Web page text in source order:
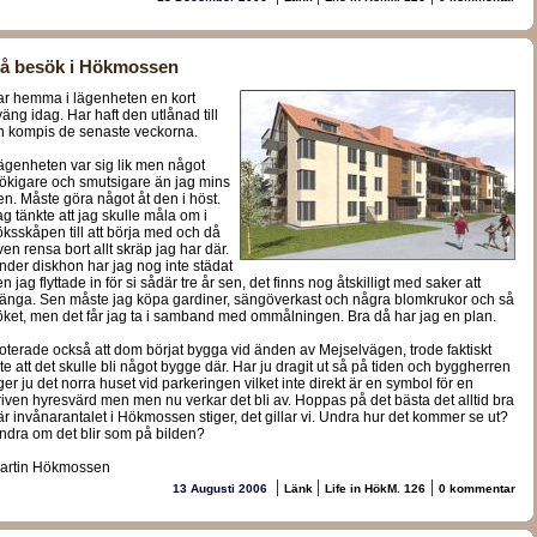
besök i Hökmossen
hemma i lägenheten en kort
idag. Har haft den utlånad till
kompis de senaste veckorna.
var sig lik men något
och smutsigare än jag mins
Måste göra något åt den i höst.
tänkte att jag skulle måla om i
till att börja med och då
rensa bort allt skräp jag har där.
diskhon har jag nog inte städat
jag flyttade in för si sådär tre år sen, det finns nog åtskilligt med saker att
Sen måste jag köpa gardiner, sängöverkast och några blomkrukor och så
men det får jag ta i samband med ommålningen. Bra då har jag en plan.
också att dom börjat bygga vid änden av Mejselvägen, trode faktiskt
att det skulle bli något bygge där. Har ju dragit ut så på tiden och byggherren
ju det norra huset vid parkeringen vilket inte direkt är en symbol för en
hyresvärd men men nu verkar det bli av. Hoppas på det bästa det alltid bra
invånarantalet i Hökmossen stiger, det gillar vi. Undra hur det kommer se ut?
om det blir som på bilden?
Hökmossen
13 Augusti 2006 | Länk | Life in HökM. 126 | 0 kommentar